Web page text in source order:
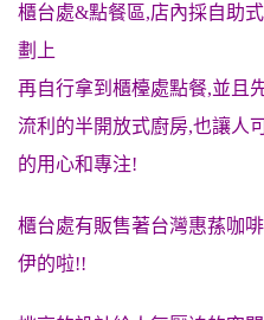
櫃台處&點餐區,店內採自助
劃上
再自行拿到櫃檯處點餐,並且
流利的半開放式廚房,也讓人
的用心和專注!
櫃台處有販售著台灣惠蓀咖
伊的啦!!